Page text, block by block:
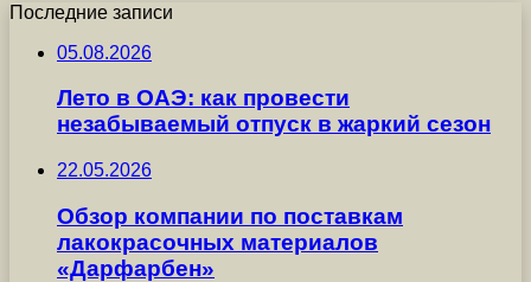
Последние записи
05.08.2026
Лето в ОАЭ: как провести
незабываемый отпуск в жаркий сезон
22.05.2026
Обзор компании по поставкам
лакокрасочных материалов
«Дарфарбен»